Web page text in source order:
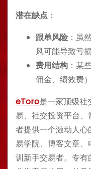
潜在缺点 ：
跟单风险 ：虽
风可能导致亏
费用结构 ：某
佣金、绩效费
eToro是一家顶级社
易、社交投资平台
者提供一个激动人
易学院、博客文章
训新手交易者。专